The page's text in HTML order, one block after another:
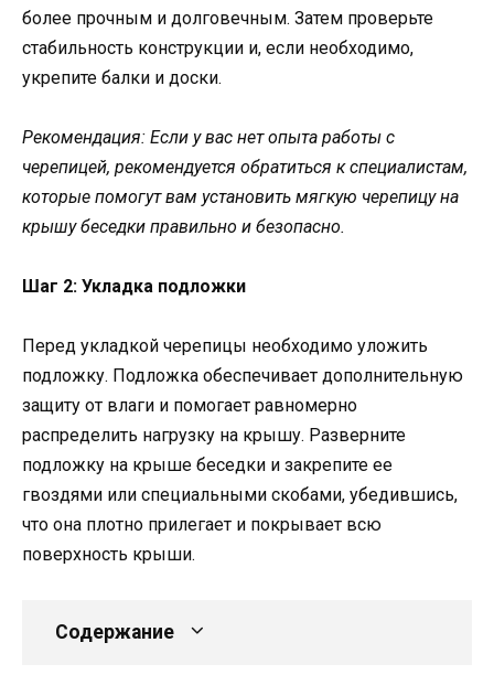
более прочным и долговечным. Затем проверьте
стабильность конструкции и, если необходимо,
укрепите балки и доски.
Рекомендация: Если у вас нет опыта работы с
черепицей, рекомендуется обратиться к специалистам,
которые помогут вам установить мягкую черепицу на
крышу беседки правильно и безопасно.
Шаг 2: Укладка подложки
Перед укладкой черепицы необходимо уложить
подложку. Подложка обеспечивает дополнительную
защиту от влаги и помогает равномерно
распределить нагрузку на крышу. Разверните
подложку на крыше беседки и закрепите ее
гвоздями или специальными скобами, убедившись,
что она плотно прилегает и покрывает всю
поверхность крыши.
Содержание